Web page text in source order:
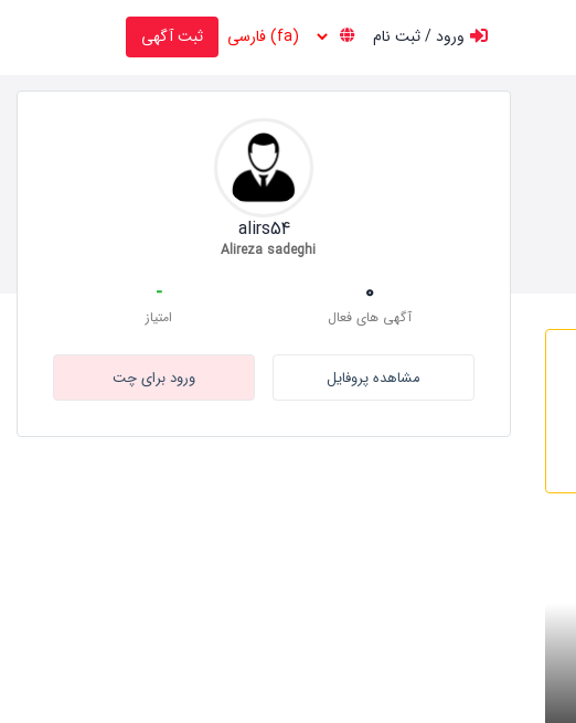
ورود / ثبت نام ثبت آگهی
alirs54
Alireza sadeghi
0
آگهی های فعال
-
امتیاز
مشاهده پروفایل ورود برای چت